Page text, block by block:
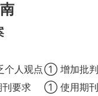
个人观点① 增加批判
刊要求
① 使用期刊